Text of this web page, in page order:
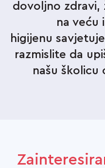
dovoljno zdravi,
na veću
higijenu
razmislite da
našu školicu